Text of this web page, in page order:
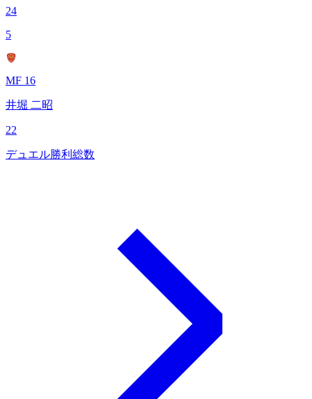
24
5
MF 16
井堀 二昭
22
デュエル勝利総数